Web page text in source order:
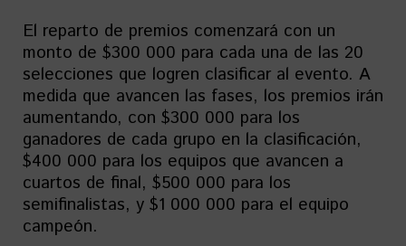
El reparto de premios comenzará con un
monto de $300 000 para cada una de las 20
selecciones que logren clasificar al evento. A
medida que avancen las fases, los premios irán
aumentando, con $300 000 para los
ganadores de cada grupo en la clasificación,
$400 000 para los equipos que avancen a
cuartos de final, $500 000 para los
semifinalistas, y $1 000 000 para el equipo
campeón.